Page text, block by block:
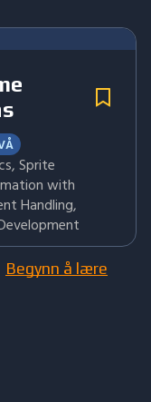
Sprite
with
Handling,
Begynn å lære